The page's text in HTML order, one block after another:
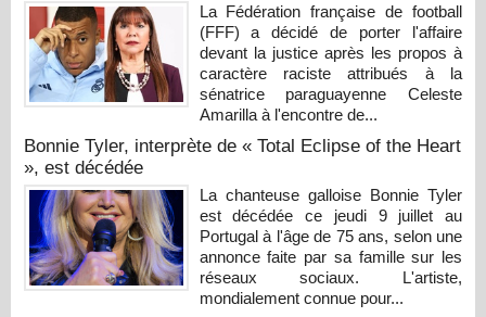
La Fédération française de football
(FFF) a décidé de porter l'affaire
devant la justice après les propos à
caractère raciste attribués à la
sénatrice paraguayenne Celeste
Amarilla à l'encontre de...
Bonnie Tyler, interprète de « Total Eclipse of the Heart
», est décédée
La chanteuse galloise Bonnie Tyler
est décédée ce jeudi 9 juillet au
Portugal à l'âge de 75 ans, selon une
annonce faite par sa famille sur les
réseaux sociaux. L'artiste,
mondialement connue pour...